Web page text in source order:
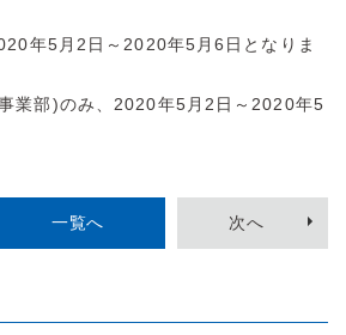
年5月2日～2020年5月6日となりま
業部)のみ、2020年5月2日～2020年5
一覧へ 次へ